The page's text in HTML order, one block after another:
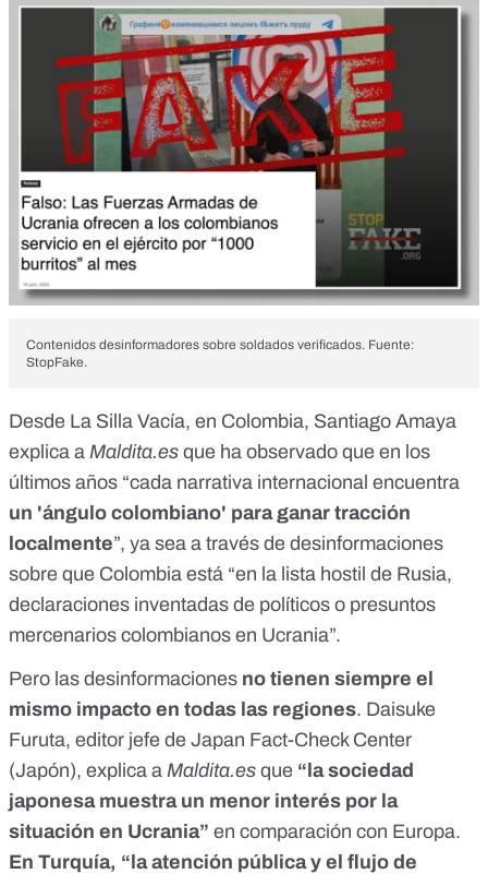
Contenidos desinformadores sobre soldados verificados. Fuente:
StopFake.
Desde La Silla Vacía, en Colombia, Santiago Amaya
explica a Maldita.es que ha observado que en los
últimos años “cada narrativa internacional encuentra
un 'ángulo colombiano' para ganar tracción
localmente”, ya sea a través de desinformaciones
sobre que Colombia está “en la lista hostil de Rusia,
declaraciones inventadas de políticos o presuntos
mercenarios colombianos en Ucrania”.
Pero las desinformaciones no tienen siempre el
mismo impacto en todas las regiones. Daisuke
Furuta, editor jefe de Japan Fact-Check Center
(Japón), explica a Maldita.es que “la sociedad
japonesa muestra un menor interés por la
situación en Ucrania” en comparación con Europa.
En Turquía, “la atención pública y el flujo de